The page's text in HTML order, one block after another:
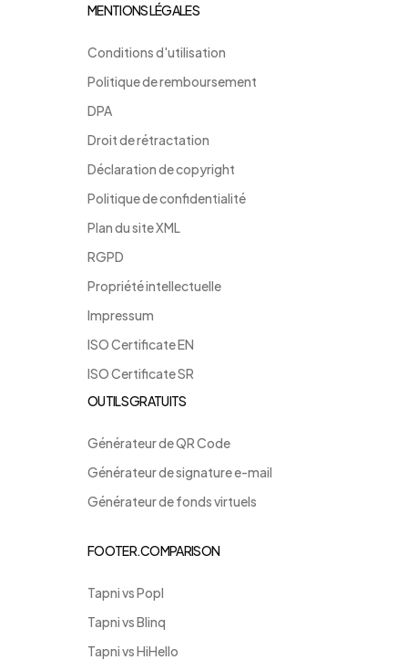
MENTIONS LÉGALES
Conditions d'utilisation
Politique de remboursement
DPA
Droit de rétractation
Déclaration de copyright
Politique de confidentialité
Plan du site XML
RGPD
Propriété intellectuelle
Impressum
ISO Certificate EN
ISO Certificate SR
OUTILS GRATUITS
Générateur de QR Code
Générateur de signature e-mail
Générateur de fonds virtuels
FOOTER.COMPARISON
Tapni vs Popl
Tapni vs Blinq
Tapni vs HiHello